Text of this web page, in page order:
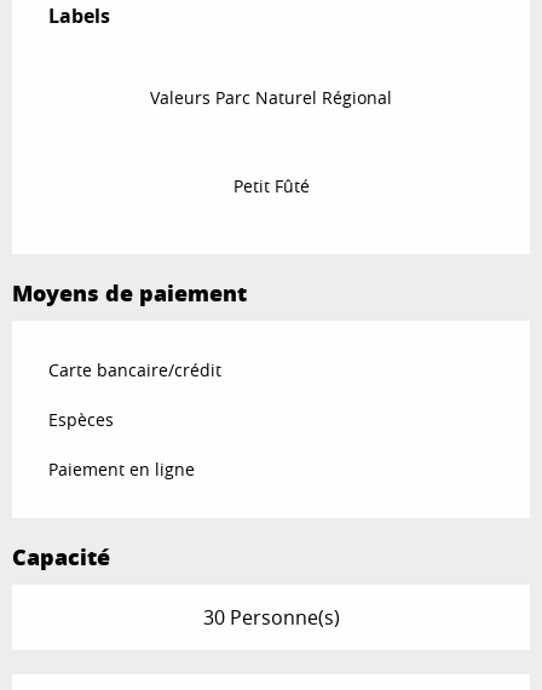
Labels
Labels
Valeurs Parc Naturel Régional
Petit Fûté
Moyens de paiement
Carte bancaire/crédit
Espèces
Paiement en ligne
Capacité
30 Personne(s)